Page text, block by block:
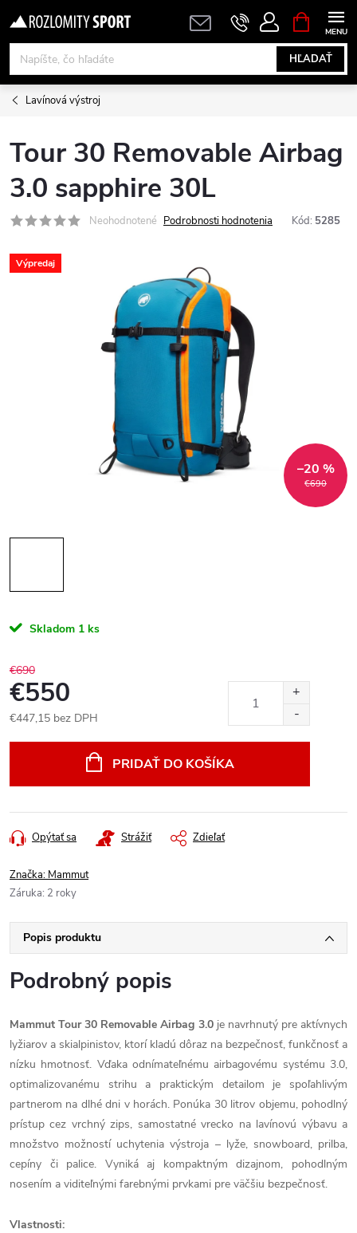
na
obsah
HĽADAŤ
KOŠÍK
Lavínová výstroj
Tour 30 Removable Airbag
3.0 sapphire 30L
Neohodnotené Podrobnosti hodnotenia Kód: 5285
Výpredaj
€690
–20 %
Skladom 1 ks
€690
€550
€447,15 bez DPH
PRIDAŤ DO KOŠÍKA
Opýtať sa Strážiť Zdieľať
Značka: Mammut
Záruka: 2 roky
Popis produktu
Podrobný popis
Mammut Tour 30 Removable Airbag 3.0je navrhnutý pre aktívnych
lyžiarov a skialpinistov, ktorí kladú dôraz na bezpečnosť, funkčnosť a
nízku hmotnosť. Vďaka odnímateľnému airbagovému systému 3.0,
optimalizovanému strihu a praktickým detailom je spoľahlivým
partnerom na dlhé dni v horách. Ponúka 30 litrov objemu, pohodlný
prístup cez vrchný zips, samostatné vrecko na lavínovú výbavu a
množstvo možností uchytenia výstroja – lyže, snowboard, prilba,
cepíny či palice. Vyniká aj kompaktným dizajnom, pohodlným
nosením a viditeľnými farebnými prvkami pre väčšiu bezpečnosť.
Vlastnosti: